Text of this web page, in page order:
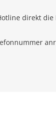
direkt